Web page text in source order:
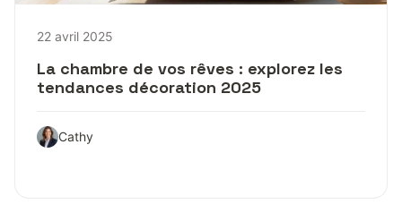
22 avril 2025
La chambre de vos rêves : explorez les
tendances décoration 2025
Cathy